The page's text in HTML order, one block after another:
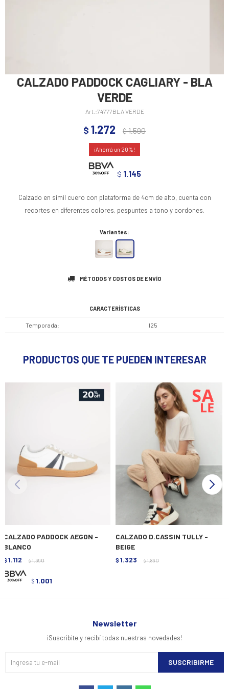
CALZADO PADDOCK CAGLIARY - BLA
VERDE
74777BLA VERDE
$ 1.272 $1.590
20
$ 1.145
Calzado en símil cuero con plataforma de 4cm de alto, cuenta con
recortes en diferentes colores, pespuntes a tono y cordones.
Variantes:
MÉTODOS Y COSTOS DE ENVÍO
CARACTERÍSTICAS
Temporada I25
PRODUCTOS QUE TE PUEDEN INTERESAR
CALZADO PADDOCK AEGON -
BLANCO
$ 1.112 $ 1.390
$ 1.001
CALZADO D.CASSIN TULLY -
BEIGE
$ 1.323 $ 1.890
Newsletter
¡Suscribite y recibí todas nuestras novedades!
SUSCRIBIRME